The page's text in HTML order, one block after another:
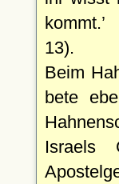
kommt.
13).
Beim
bete
Israels